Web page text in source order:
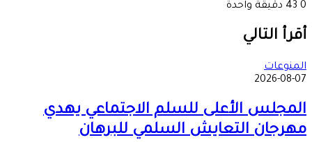
0
دقيقة واحدة
عبر
البريد
أقرأ التالي
المنوعات
2026-08-07
المجلس الأعلى للسلم الاجتماعي يهدي
مهرجان التعايش السلمي للبرهان